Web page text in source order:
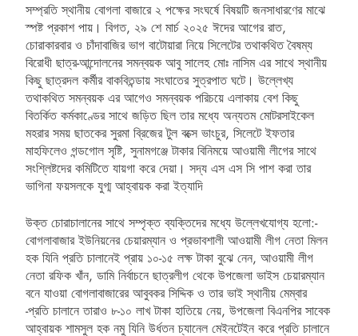
সম্প্রতি স্থানীয় বোগলা বাজারে ২ পক্ষের সংঘর্ষে বিষয়টি জনসাধারণের মাঝে
স্পষ্ট প্রকাশ পায়। বিগত, ২৯ শে মার্চ ২০২৫ ঈদের আগের রাত,
চোরাকারবার ও চাঁদাবাজির ভাগ বাটোয়ারা নিয়ে সিলেটের তথাকথিত বৈষম্য
বিরোধী ছাত্র-আন্দোলনের সমন্বয়ক আবু সালেহ মোঃ নাসিম এর সাথে স্থানীয়
কিছু ছাত্রদল কর্মীর বাকবিতন্ডায় সংঘাতের সুত্রপাত ঘটে। উল্লেখ্য
তথাকথিত সমন্বয়ক এর আগেও সমন্বয়ক পরিচয়ে এলাকায় বেশ কিছু
বিতর্কিত কর্মকাণ্ডের সাথে জড়িত ছিল তার মধ্যে অন্যতম মোটরসাইকেল
মহরার সময় ছাতকের সুরমা ব্রিজের টুল বক্সে ভাংচুর, সিলেটে ইফতার
মাহফিলেও গন্ডগোল সৃষ্টি, সুনামগঞ্জে টাকার বিনিময়ে আওয়ামী লীগের সাথে
সংশ্লিষ্টদের কমিটিতে যায়গা করে দেয়া। সদ্য এস এস সি পাশ করা তার
ভাগিনা ফয়সলকে যুগ্ম আহ্বায়ক করা ইত্যাদি
উক্ত চোরাচালানের সাথে সম্পৃক্ত ব্যক্তিদের মধ্যে উল্লেখযোগ্য হলো:-
বোগলাবাজার ইউনিয়নের চেয়ারম্যান ও প্রভাবশালী আওয়ামী লীগ নেতা মিলন
হক যিনি প্রতি চালানেই প্রায় ১০-১৫ লক্ষ টাকা বুঝে নেন, আওয়ামী লীগ
নেতা রফিক খাঁন, ডামি নির্বাচনে ছাত্রলীগ থেকে উপজেলা ভাইস চেয়ারম্যান
বনে যাওয়া বোগলাবাজারের আবুবকর সিদ্দিক ও তার ভাই স্থানীয় মেম্বার
-প্রতি চালানে তারাও ৮-১০ লাখ টাকা হাতিয়ে নেয়, উপজেলা বিএনপির সাবেক
আহ্বায়ক শামসুল হক নমু যিনি উর্ধতন চ্যানেল মেইনটেইন করে প্রতি চালানে